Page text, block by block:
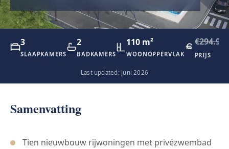
3
SLAAPKAMERS
2
BADKAMERS
110 m²
WOONOPPERVLAK
€294.900
PRIJS
Last updated: Juni 2026
Samenvatting
Tien nieuwbouw rijwoningen met privézwembad